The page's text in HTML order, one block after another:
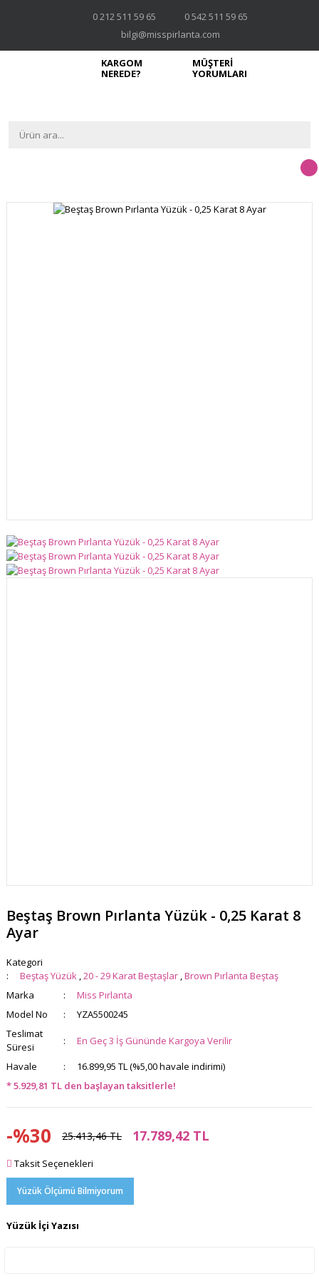
0 212 511 59 65
0 542 511 59 65
bilgi@misspirlanta.com
KARGOM
NEREDE?
MÜŞTERİ
YORUMLARI
Beştaş Brown Pırlanta Yüzük - 0,25 Karat 8
Ayar
Kategori
Beştaş Yüzük ,20 - 29 Karat Beştaşlar ,Brown Pırlanta Beştaş
Marka
Miss Pırlanta
Model No
YZA5500245
Teslimat
Süresi
En Geç 3 İş Gününde Kargoya Verilir
Havale
16.899,95 TL (%5,00 havale indirimi)
* 5.929,81 TL den başlayan taksitlerle!
-%30 25.413,46 TL 17.789,42 TL
Taksit Seçenekleri
Yüzük Ölçümü Bilmiyorum
Yüzük İçi Yazısı